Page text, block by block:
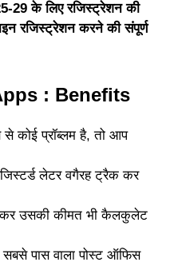
के लिए रजिस्ट्रेशन की
रजिस्ट्रेशन करने की संपूर्ण
: Benefits
कोई प्रॉब्लम है, तो आप
लेटर वगैरह ट्रैक कर
उसकी कीमत भी कैलकुलेट
पास वाला पोस्ट ऑफिस